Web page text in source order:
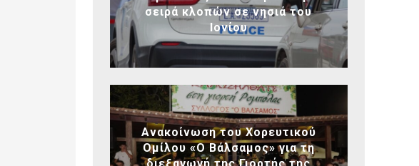
σειρά κλοπών σε νησιά του
Ιονίου
Ανακοίνωση του Χορευτικού
Ομίλου «Ο Βάλσαμος» για τη